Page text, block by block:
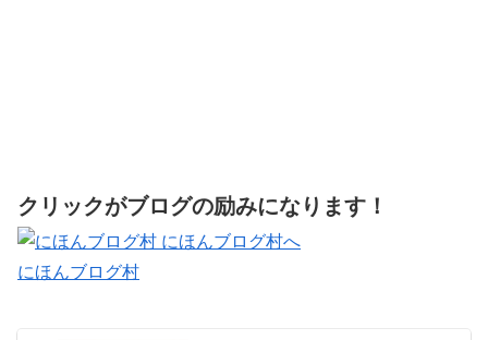
クリックがブログの励みになります！
にほんブログ村